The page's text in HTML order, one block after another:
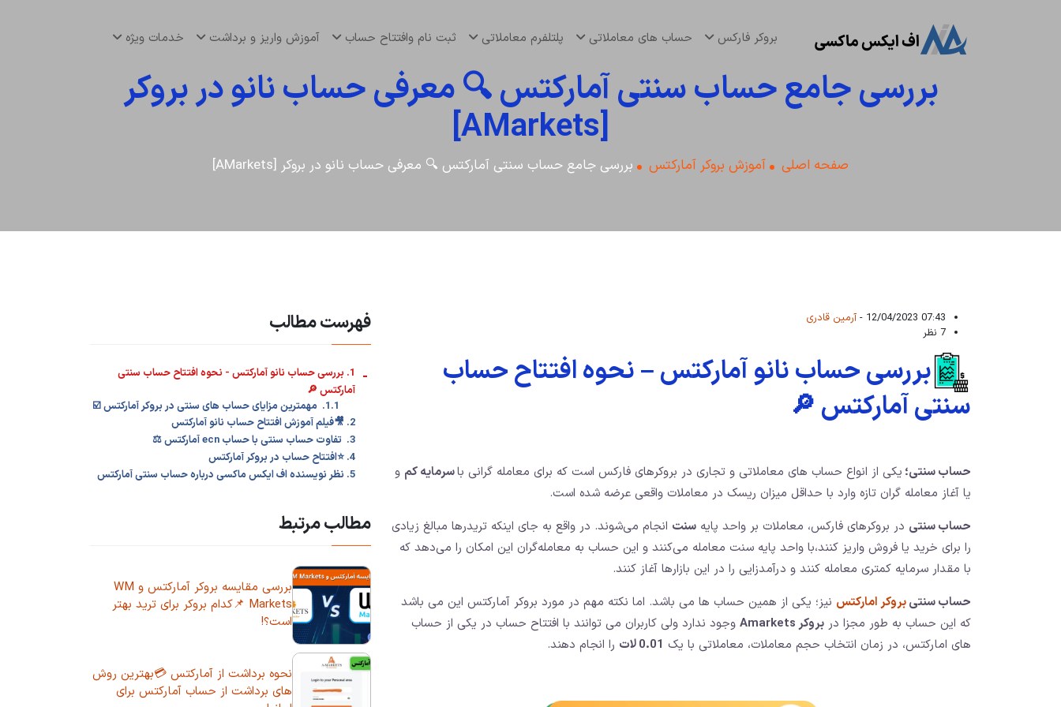
بروکر فارکس حساب های معاملاتی پلتلفرم معاملاتی ثبت نام وافتتاح حساب آموزش واریز و برداشت خدمات ویژه
بررسی جامع حساب سنتی آمارکتس 🔍 معرفی حساب نانو در بروکر
[AMarkets]
صفحه اصلی آموزش بروکر آمارکتس بررسی جامع حساب سنتی آمارکتس 🔍 معرفی حساب نانو در بروکر [AMarkets]
07:43 12/04/2023 -
آرمین قادری
7 نظر
بررسی حساب نانو آمارکتس – نحوه افتتاح حساب
سنتی آمارکتس 🔎
حساب سنتی؛ یکی از انواع حساب های معاملاتی و تجاری در بروکرهای فارکس است که برای معامله گرانی باسرمایه کم و
یا آغاز معامله گران تازه وارد با حداقل میزان ریسک در معاملات واقعی عرضه شده است.
حساب سنتی در بروکرهای فارکس، معاملات بر واحد پایه سنت انجام می‌شوند. در واقع به جای اینکه تریدرها مبالغ زیادی
را برای خرید یا فروش واریز کنند،با واحد پایه سنت معامله می‌کنند و این حساب به معامله‌گران این امکان را می‌دهد که
با مقدار سرمایه کمتری معامله کنند و درآمدزایی را در این بازارها آغاز کنند.
حساب سنتیبروکر امارکتس نیز؛ یکی از همین حساب ها می باشد. اما نکته مهم در مورد بروکر آمارکتس این می باشد
که این حساب به طور مجزا در بروکر Amarkets
وجود ندارد ولی کاربران می توانند با افتتاح حساب در یکی از حساب
های امارکتس، در زمان انتخاب حجم معاملات، معاملاتی با یک 0.01 لات را انجام دهند.
فهرست مطالب
1. بررسی حساب نانو آمارکتس - نحوه افتتاح حساب سنتی
آمارکتس 🔎
-
1.1. مهمترین مزایای حساب های سنتی در بروکر آمارکتس ☑️
2. 🎥فیلم آموزش افتتاح حساب نانو آمارکتس
3. تفاوت حساب سنتی با حساب ecn آمارکتس ⚖️
4. ⭐افتتاح حساب در بروکر آمارکتس
5. نظر نویسنده اف ایکس ماکسی درباره حساب سنتی آمارکتس
مطالب مرتبط
بررسی مقایسه بروکر آمارکتس و WM
Markets 📌کدام بروکر برای ترید بهتر
است؟!
نحوه برداشت از آمارکتس 💳بهترین روش
های برداشت از حساب آمارکتس برای